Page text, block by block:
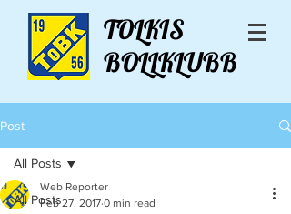
TOLKIS
BOLLKLUBB
Post
All Posts
All Posts
Web Reporter
Feb 27, 2017 0 min read